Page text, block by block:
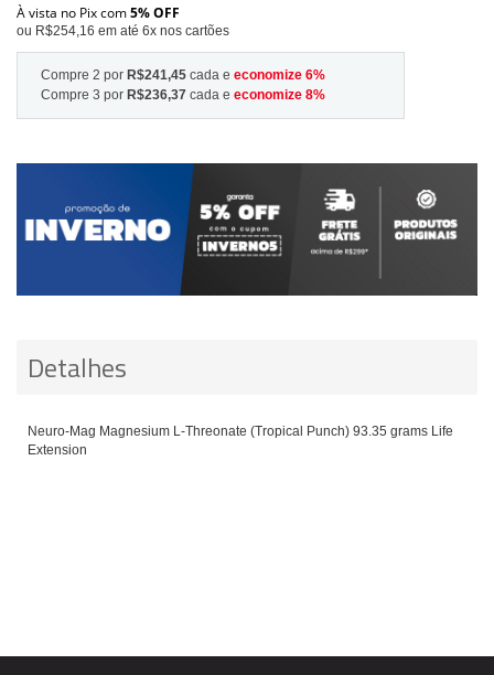
À vista no Pix com5% OFF
ou R$254,16 em até 6x nos cartões
Compre 2 por R$241,45 cada e economize 6%
Compre 3 por R$236,37 cada e economize 8%
Detalhes
Neuro-Mag Magnesium L-Threonate (Tropical Punch) 93.35 grams Life
Extension